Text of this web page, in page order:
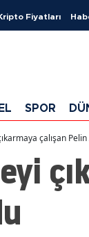
Fiyatları
SPOR
çalışan